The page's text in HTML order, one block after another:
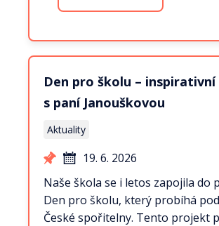
Den pro školu –
s paní Janouškovou
Aktuality
19. 6. 2026
Naše škola se i letos zapojila do
Den pro školu, který probíhá
České spořitelny. Tento projekt